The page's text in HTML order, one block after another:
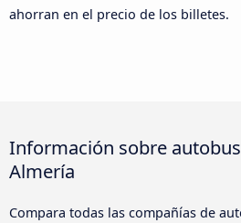
ahorran en el precio de los billetes.
Información sobre
Almería
Compara todas las compañías de